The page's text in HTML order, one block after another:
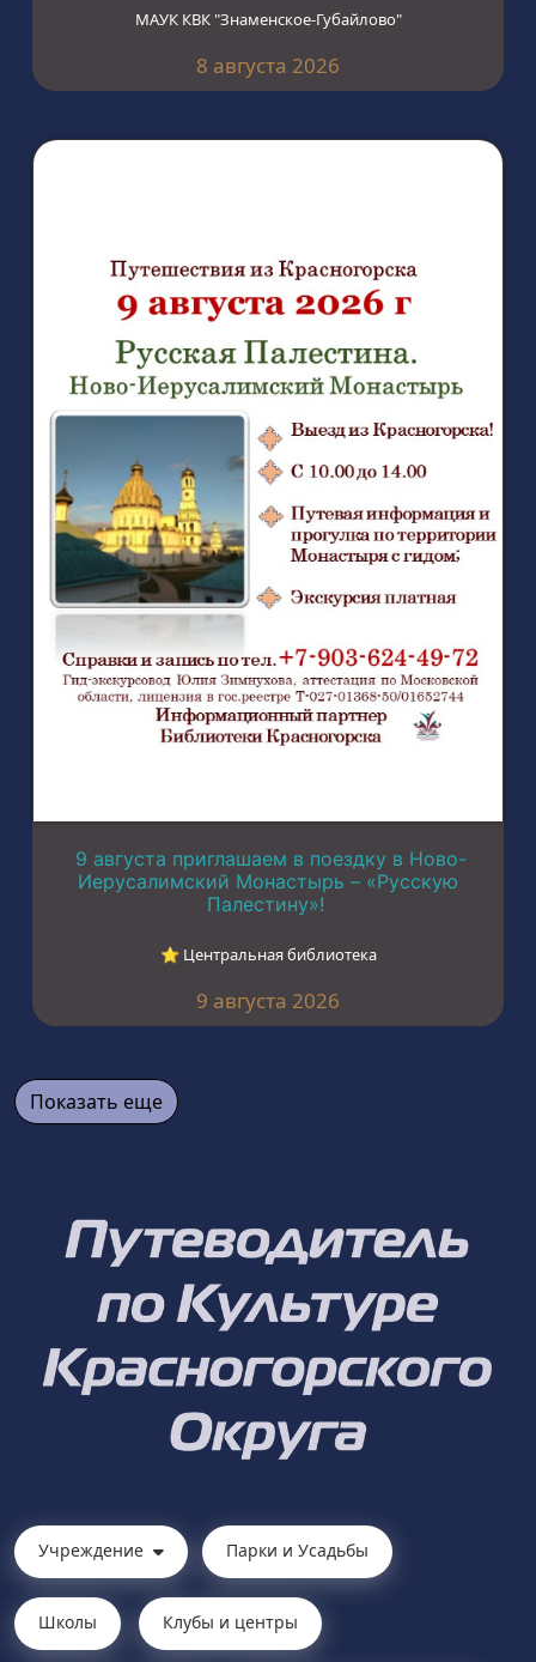
МАУК КВК "Знаменское-Губайлово"
8 августа 2026
9 августа приглашаем в поездку в Ново-
Иерусалимский Монастырь – «Русскую
Палестину»!
⭐︎ Центральная библиотека
9 августа 2026
Показать еще
Учреждение Парки и Усадьбы
Школы Клубы и центры